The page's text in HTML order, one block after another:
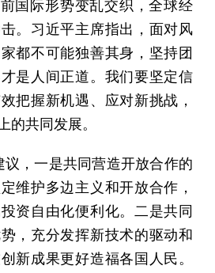
国际形势变乱交织，全球经
。习近平主席指出，面对风
都不可能独善其身，坚持团
是人间正道。我们要坚定信
把握新机遇、应对新挑战，
的共同发展。
议，一是共同营造开放合作的
维护多边主义和开放合作，
资自由化便利化。二是共同
，充分发挥新技术的驱动和
新成果更好造福各国人民。